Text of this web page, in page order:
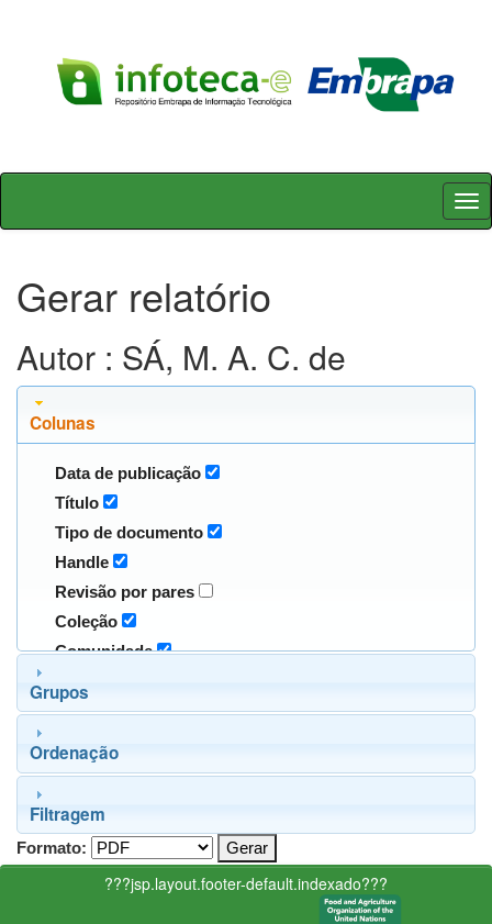
Skip
Gerar relatório
Autor : SÁ, M. A. C. de
Colunas
Data de publicação
Título
Tipo de documento
Handle
Revisão por pares
Coleção
Comunidade
Grupos
Ordenação
Filtragem
Formato:
???jsp.layout.footer-default.indexado???